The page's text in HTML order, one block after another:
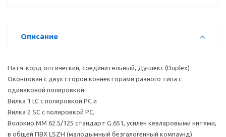
Описание
Патч-корд оптический, соединительный, Дуплекс (Duplex)
Оконцован с двух сторон коннекторами разного типа с
одинаковой полировкой
Вилка 1 LC с полировкой PC и
Вилка 2 SC с полировкой PC,
Волокно MM 62.5/125 стандарт G.651, усилен кевларовыми нитями,
в общей ПВХ LSZH (малодымный безгалогенный компаунд)